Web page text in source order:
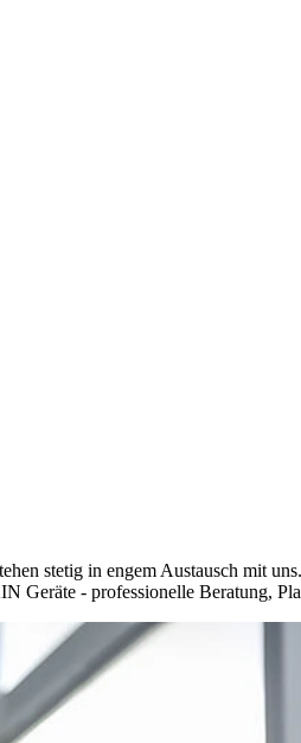
stetig in engem Austausch mit
Geräte - professionelle Beratung,